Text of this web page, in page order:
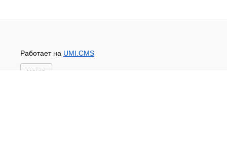
Работает на UMI.CMS
меню